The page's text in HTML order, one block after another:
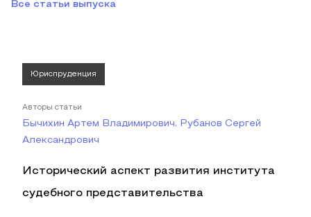
Все статьи выпуска
Юриспруденция
Авторы статьи
Бычихин Артем Владимирович, Рубанов Сергей
Александрович
Исторический аспект развития института
судебного представительства